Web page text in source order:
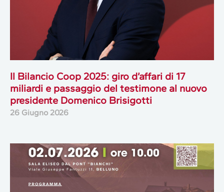
Il Bilancio Coop 2025: giro d’affari di 17
miliardi e passaggio del testimone al nuovo
presidente Domenico Brisigotti
26 Giugno 2026